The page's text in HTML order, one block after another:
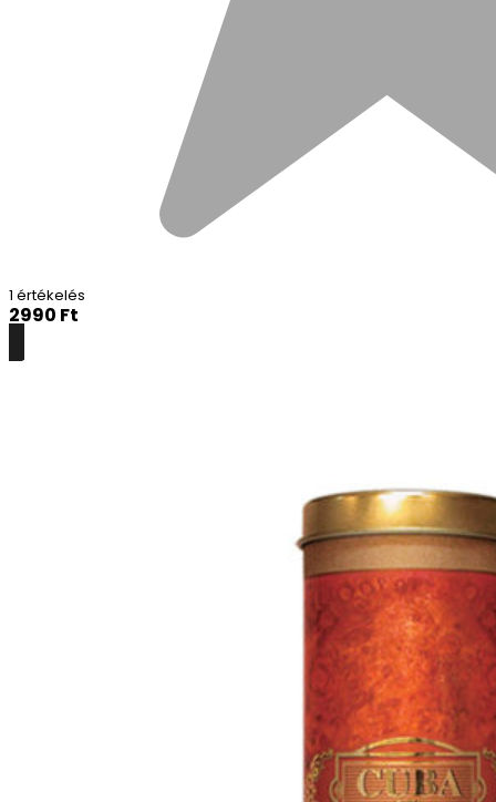
1 értékelés
2990 Ft
Részletek